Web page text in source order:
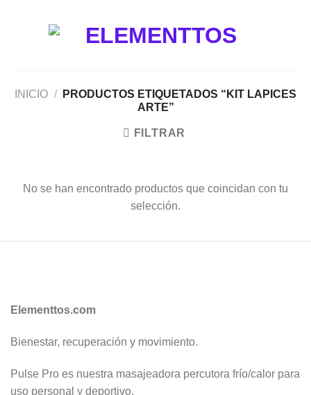
INICIO /
PRODUCTOS ETIQUETADOS “KIT LAPICES
ARTE”
FILTRAR
No se han encontrado productos que coincidan con tu
selección.
Elementtos.com
Bienestar, recuperación y movimiento.
Pulse Pro es nuestra masajeadora percutora frío/calor para
uso personal y deportivo.